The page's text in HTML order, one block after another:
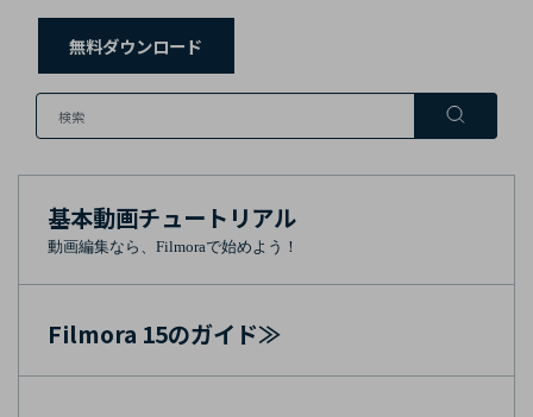
ビデオソリューション
サポート
サポート
カスタマーサポート
検索
無料ダウンロード
基本動画チュートリアル
動画編集なら、Filmoraで始めよう！
Filmora 15のガイド≫